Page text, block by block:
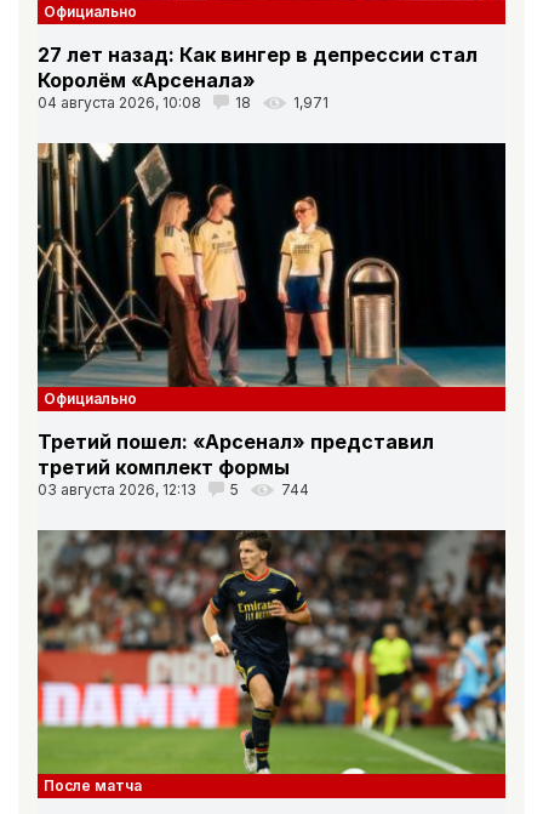
Официально
27 лет назад: Как вингер в депрессии стал
Королём «Арсенала»
04 августа 2026, 10:08 18 1,971
Официально
Третий пошел: «Арсенал» представил
третий комплект формы
03 августа 2026, 12:13 5 744
После матча